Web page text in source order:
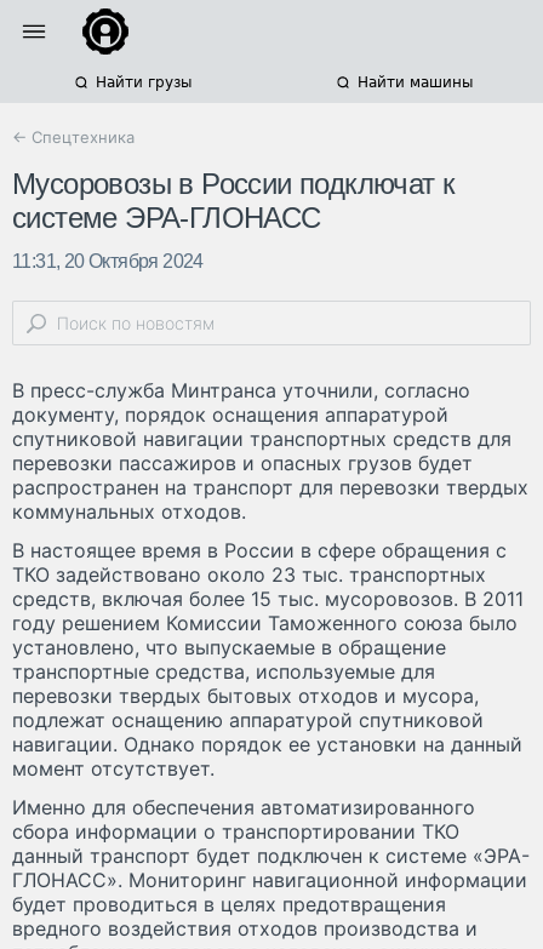
Найти грузы Найти машины
← Спецтехника
Мусоровозы в России подключат к
системе ЭРА-ГЛОНАСС
11:31, 20 Октября 2024
В пресс-служба Минтранса уточнили, согласно
документу, порядок оснащения аппаратурой
спутниковой навигации транспортных средств для
перевозки пассажиров и опасных грузов будет
распространен на транспорт для перевозки твердых
коммунальных отходов.
В настоящее время в России в сфере обращения с
ТКО задействовано около 23 тыс. транспортных
средств, включая более 15 тыс. мусоровозов. В 2011
году решением Комиссии Таможенного союза было
установлено, что выпускаемые в обращение
транспортные средства, используемые для
перевозки твердых бытовых отходов и мусора,
подлежат оснащению аппаратурой спутниковой
навигации. Однако порядок ее установки на данный
момент отсутствует.
Именно для обеспечения автоматизированного
сбора информации о транспортировании ТКО
данный транспорт будет подключен к системе «ЭРА-
ГЛОНАСС». Мониторинг навигационной информации
будет проводиться в целях предотвращения
вредного воздействия отходов производства и